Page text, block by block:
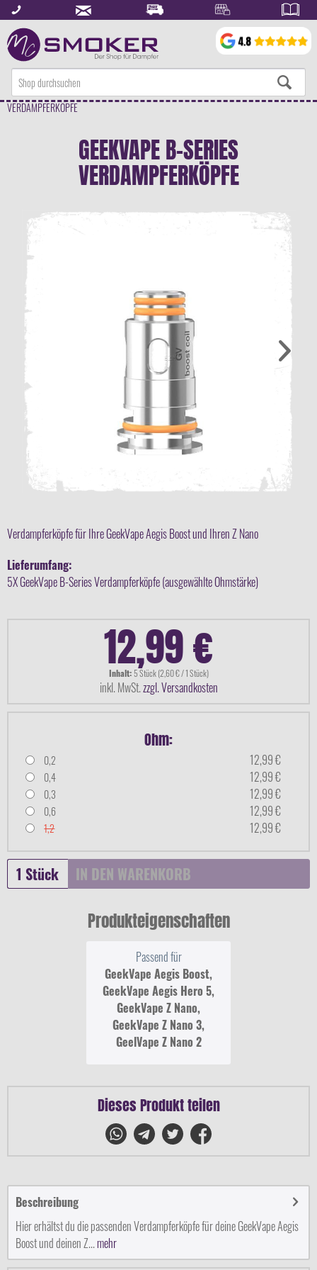
VERDAMPFERKÖPFE
GEEKVAPE B-SERIES
VERDAMPFERKÖPFE
Verdampferköpfe für Ihre GeekVape Aegis Boost und Ihren Z Nano
Lieferumfang:
5X GeekVape B-Series Verdampferköpfe (ausgewählte Ohmstärke)
12,99 €
Inhalt: 5 Stück (2,60 € / 1 Stück)
inkl. MwSt.zzgl. Versandkosten
Ohm:
0,2 12,99 €
0,4 12,99 €
0,3 12,99 €
0,6 12,99 €
1,2 12,99 €
IN DEN WARENKORB
Produkteigenschaften
Passend für
GeekVape Aegis Boost,
GeekVape Aegis Hero 5,
GeekVape Z Nano,
GeekVape Z Nano 3,
GeelVape Z Nano 2
Dieses Produkt teilen
Beschreibung
Hier erhältst du die passenden Verdampferköpfe für deine GeekVape Aegis
Boost und deinen Z...mehr